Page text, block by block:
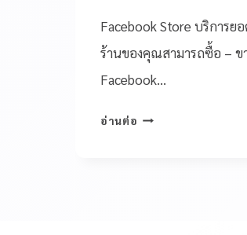
Facebook Store บริการย
ร้านของคุณสามารถซื้อ – ข
Facebook…
อ่านต่อ